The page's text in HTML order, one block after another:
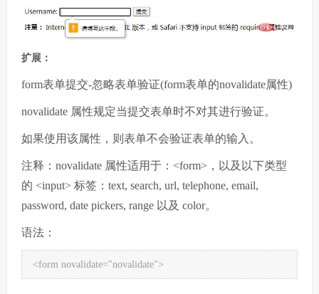
扩展：
form表单提交-忽略表单验证(form表单的novalidate属性)
novalidate 属性规定当提交表单时不对其进行验证。
如果使用该属性，则表单不会验证表单的输入。
注释：novalidate 属性适用于：<form>，以及以下类型
的 <input> 标签：text, search, url, telephone, email,
password, date pickers, range 以及 color。
语法：
<form novalidate="novalidate">